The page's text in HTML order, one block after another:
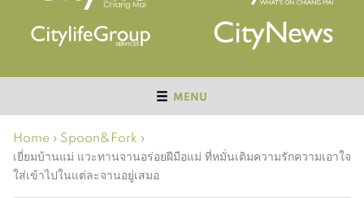
MENU
Home › Spoon&Fork ›
เยี่ยมบ้านแม่ แวะทานจานอร่อยฝีมือแม่ ที่หมั่นเติมความรักความเอาใจ
ใส่เข้าไปในแต่ละจานอยู่เสมอ